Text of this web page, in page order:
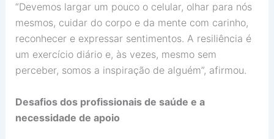
“Devemos largar um pouco o celular, olhar para nós
mesmos, cuidar do corpo e da mente com carinho,
reconhecer e expressar sentimentos. A resiliência é
um exercício diário e, às vezes, mesmo sem
perceber, somos a inspiração de alguém”, afirmou.
Desafios dos profissionais de saúde e a
necessidade de apoio